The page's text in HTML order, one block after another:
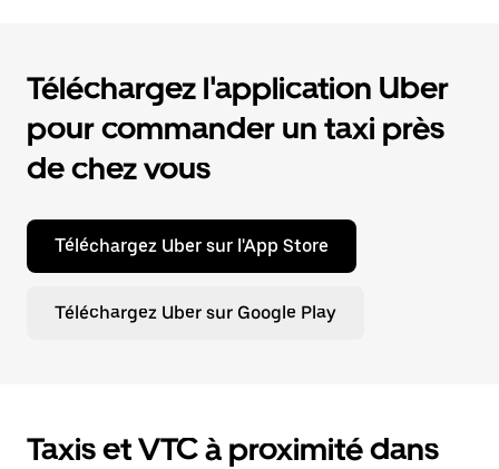
Téléchargez l'application Uber
pour commander un taxi près
de chez vous
Téléchargez Uber sur l'App Store
Téléchargez Uber sur Google Play
Taxis et VTC à proximité dans